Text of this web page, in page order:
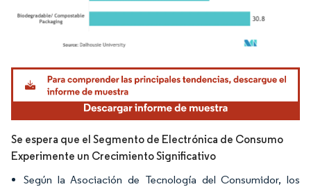
Imagen © Mordor Intelligence. El uso requiere atribución según CC BY 4.0.
Se espera que el Segmento de Electrónica de Consumo
Experimente un Crecimiento Significativo
Según la Asociación de Tecnología del Consumidor, los